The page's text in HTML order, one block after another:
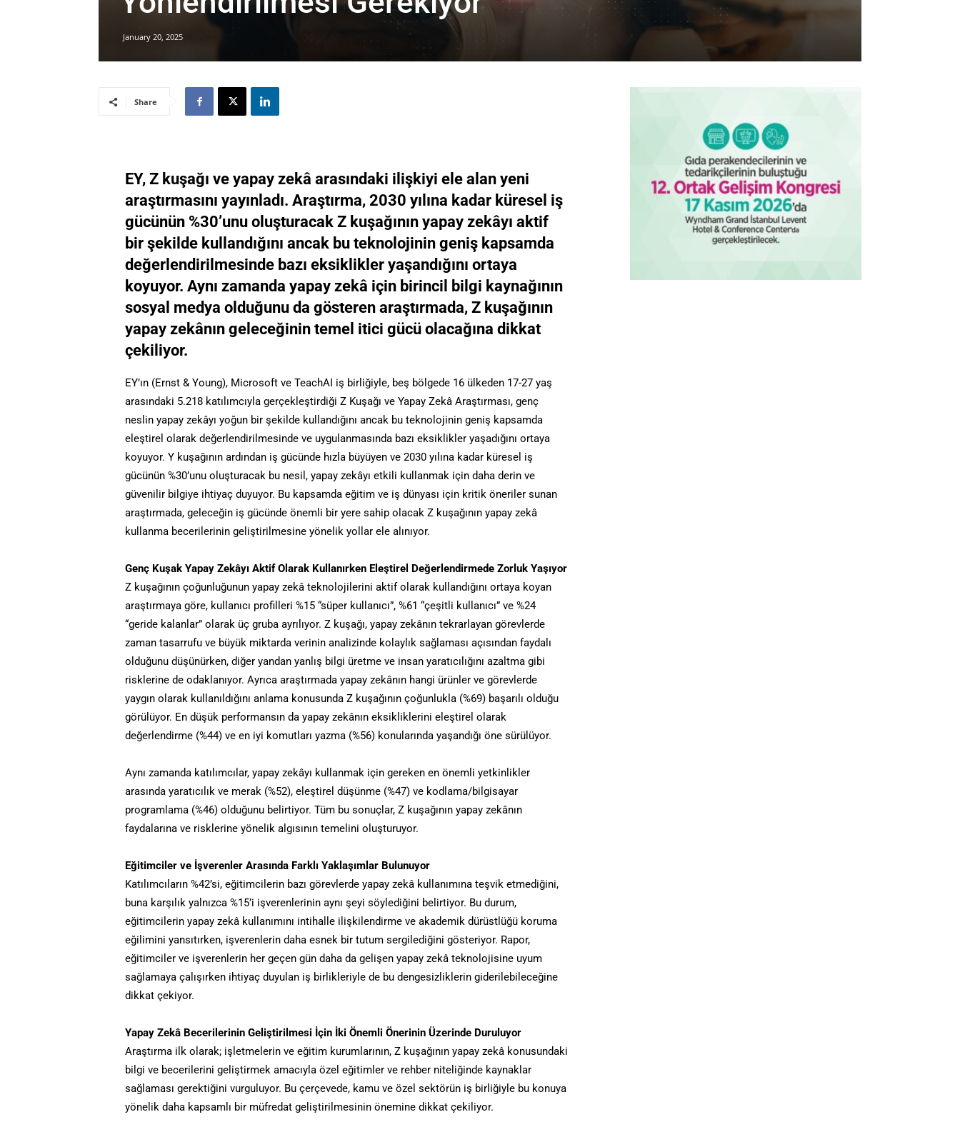
January 20, 2025
Share
EY, Z kuşağı ve yapay zekâ arasındaki ilişkiyi ele alan yeni
araştırmasını yayınladı. Araştırma, 2030 yılına kadar küresel iş
gücünün %30’unu oluşturacak Z kuşağının yapay zekâyı aktif
bir şekilde kullandığını ancak bu teknolojinin geniş kapsamda
değerlendirilmesinde bazı eksiklikler yaşandığını ortaya
koyuyor. Aynı zamanda yapay zekâ için birincil bilgi kaynağının
sosyal medya olduğunu da gösteren araştırmada, Z kuşağının
yapay zekânın geleceğinin temel itici gücü olacağına dikkat
çekiliyor.
EY’ın (Ernst & Young), Microsoft ve TeachAI iş birliğiyle, beş bölgede 16 ülkeden 17-27 yaş
arasındaki 5.218 katılımcıyla gerçekleştirdiği Z Kuşağı ve Yapay Zekâ Araştırması, genç
neslin yapay zekâyı yoğun bir şekilde kullandığını ancak bu teknolojinin geniş kapsamda
eleştirel olarak değerlendirilmesinde ve uygulanmasında bazı eksiklikler yaşadığını ortaya
koyuyor. Y kuşağının ardından iş gücünde hızla büyüyen ve 2030 yılına kadar küresel iş
gücünün %30’unu oluşturacak bu nesil, yapay zekâyı etkili kullanmak için daha derin ve
güvenilir bilgiye ihtiyaç duyuyor. Bu kapsamda eğitim ve iş dünyası için kritik öneriler sunan
araştırmada, geleceğin iş gücünde önemli bir yere sahip olacak Z kuşağının yapay zekâ
kullanma becerilerinin geliştirilmesine yönelik yollar ele alınıyor.
Genç Kuşak Yapay Zekâyı Aktif Olarak Kullanırken Eleştirel Değerlendirmede Zorluk Yaşıyor
Z kuşağının çoğunluğunun yapay zekâ teknolojilerini aktif olarak kullandığını ortaya koyan
araştırmaya göre, kullanıcı profilleri %15 “süper kullanıcı”, %61 “çeşitli kullanıcı” ve %24
“geride kalanlar” olarak üç gruba ayrılıyor. Z kuşağı, yapay zekânın tekrarlayan görevlerde
zaman tasarrufu ve büyük miktarda verinin analizinde kolaylık sağlaması açısından faydalı
olduğunu düşünürken, diğer yandan yanlış bilgi üretme ve insan yaratıcılığını azaltma gibi
risklerine de odaklanıyor. Ayrıca araştırmada yapay zekânın hangi ürünler ve görevlerde
yaygın olarak kullanıldığını anlama konusunda Z kuşağının çoğunlukla (%69) başarılı olduğu
görülüyor. En düşük performansın da yapay zekânın eksikliklerini eleştirel olarak
değerlendirme (%44) ve en iyi komutları yazma (%56) konularında yaşandığı öne sürülüyor.
Aynı zamanda katılımcılar, yapay zekâyı kullanmak için gereken en önemli yetkinlikler
arasında yaratıcılık ve merak (%52), eleştirel düşünme (%47) ve kodlama/bilgisayar
programlama (%46) olduğunu belirtiyor. Tüm bu sonuçlar, Z kuşağının yapay zekânın
faydalarına ve risklerine yönelik algısının temelini oluşturuyor.
Eğitimciler ve İşverenler Arasında Farklı Yaklaşımlar Bulunuyor
Katılımcıların %42’si, eğitimcilerin bazı görevlerde yapay zekâ kullanımına teşvik etmediğini,
buna karşılık yalnızca %15’i işverenlerinin aynı şeyi söylediğini belirtiyor. Bu durum,
eğitimcilerin yapay zekâ kullanımını intihalle ilişkilendirme ve akademik dürüstlüğü koruma
eğilimini yansıtırken, işverenlerin daha esnek bir tutum sergilediğini gösteriyor. Rapor,
eğitimciler ve işverenlerin her geçen gün daha da gelişen yapay zekâ teknolojisine uyum
sağlamaya çalışırken ihtiyaç duyulan iş birlikleriyle de bu dengesizliklerin giderilebileceğine
dikkat çekiyor.
Yapay Zekâ Becerilerinin Geliştirilmesi İçin İki Önemli Önerinin Üzerinde Duruluyor
Araştırma ilk olarak; işletmelerin ve eğitim kurumlarının, Z kuşağının yapay zekâ konusundaki
bilgi ve becerilerini geliştirmek amacıyla özel eğitimler ve rehber niteliğinde kaynaklar
sağlaması gerektiğini vurguluyor. Bu çerçevede, kamu ve özel sektörün iş birliğiyle bu konuya
yönelik daha kapsamlı bir müfredat geliştirilmesinin önemine dikkat çekiliyor.